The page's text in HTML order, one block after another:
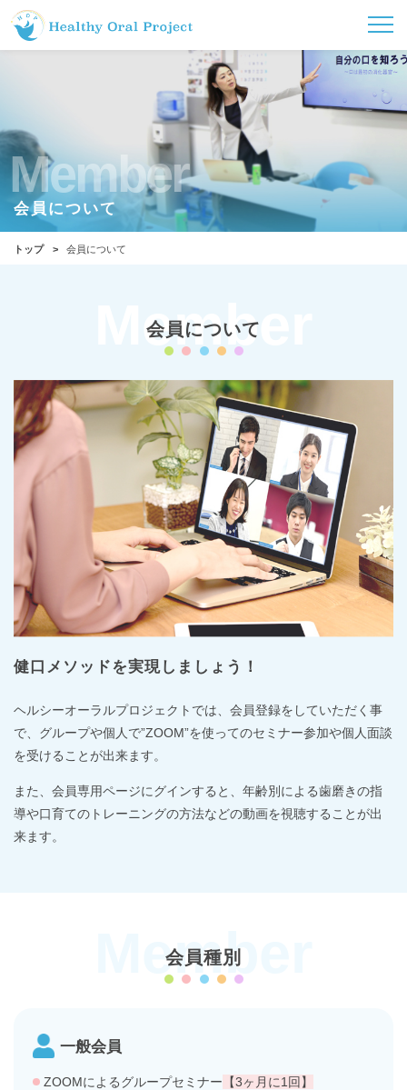
Member
会員について
トップ 会員について
Member
会員について
健口メソッドを実現しましょう！
ヘルシーオーラルプロジェクトでは、会員登録をしていただく事
で、グループや個人で”ZOOM”を使ってのセミナー参加や個人面談
を受けることが出来ます。
また、会員専用ページにグインすると、年齢別による歯磨きの指
導や口育てのトレーニングの方法などの動画を視聴することが出
来ます。
Member
会員種別
一般会員
ZOOMによるグループセミナー 【3ヶ月に1回】